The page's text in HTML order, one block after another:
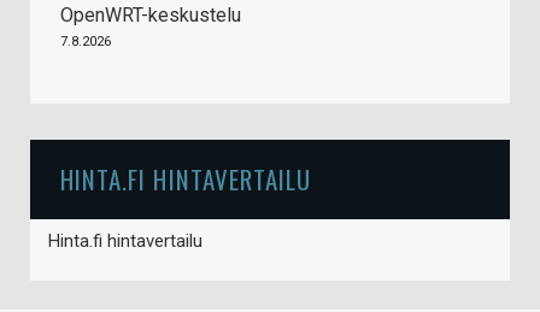
OpenWRT-keskustelu
7.8.2026
HINTA.FI HINTAVERTAILU
Hinta.fi hintavertailu